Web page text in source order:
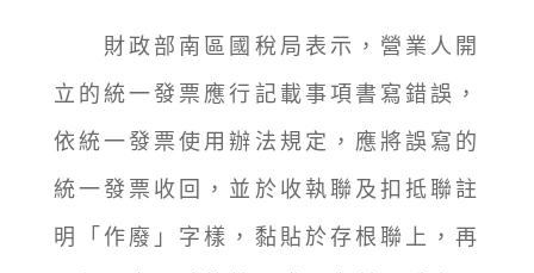
財政部南區國稅局表示，營業人開
立的統一發票應行記載事項書寫錯誤，
依統一發票使用辦法規定，應將誤寫的
統一發票收回，並於收執聯及扣抵聯註
明「作廢」字樣，黏貼於存根聯上，再